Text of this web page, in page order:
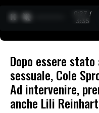
0:27 /
3:35
Dopo essere
sessuale, Cole
Ad intervenire,
anche Lili Reinhart